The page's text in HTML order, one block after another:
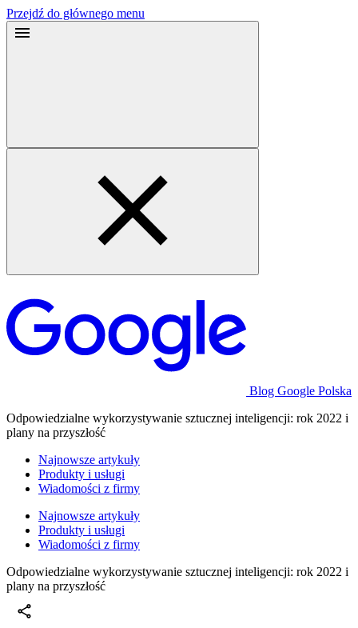
Przejdź do głównego menu
Blog Google Polska
Odpowiedzialne wykorzystywanie sztucznej inteligencji: rok 2022 i
plany na przyszłość
Najnowsze artykuły
Produkty i usługi
Wiadomości z firmy
Najnowsze artykuły
Produkty i usługi
Wiadomości z firmy
Odpowiedzialne wykorzystywanie sztucznej inteligencji: rok 2022 i
plany na przyszłość